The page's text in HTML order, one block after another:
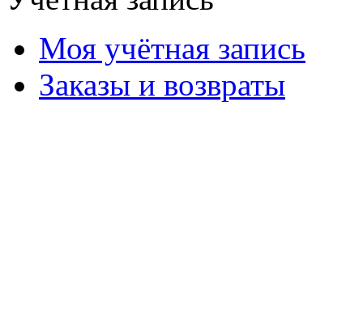
Моя учётная запись
Заказы и возвраты